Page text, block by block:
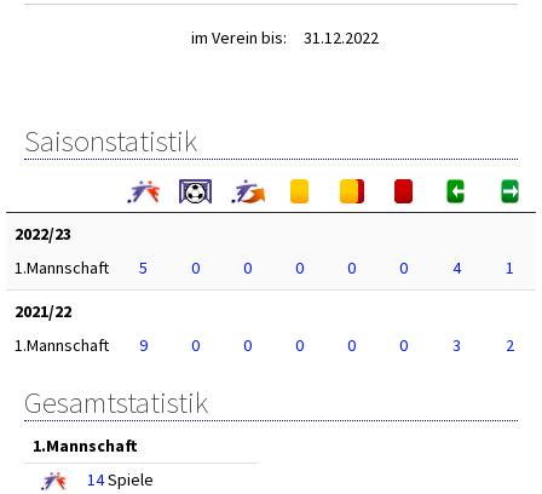
im Verein bis: 31.12.2022
Saisonstatistik
2022/23
1.Mannschaft
5 0 0 0 0 0 4
1
2021/22
1.Mannschaft
9 0 0 0 0 0 3 2
Gesamtstatistik
1.Mannschaft
14Spiele